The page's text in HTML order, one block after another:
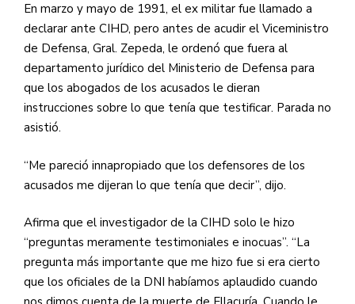
En marzo y mayo de 1991, el ex militar fue llamado a
declarar ante CIHD, pero antes de acudir el Viceministro
de Defensa, Gral. Zepeda, le ordenó que fuera al
departamento jurídico del Ministerio de Defensa para
que los abogados de los acusados le dieran
instrucciones sobre lo que tenía que testificar. Parada no
asistió.
“Me pareció innapropiado que los defensores de los
acusados me dijeran lo que tenía que decir”, dijo.
Afirma que el investigador de la CIHD solo le hizo
“preguntas meramente testimoniales e inocuas”. “La
pregunta más importante que me hizo fue si era cierto
que los oficiales de la DNI habíamos aplaudido cuando